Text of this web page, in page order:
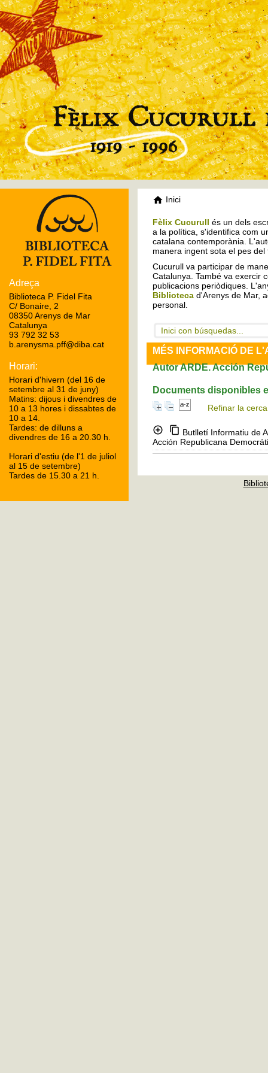
Inici
Fèlix Cucurull és un dels
a la política, s'identifica com
catalana contemporània.
manera ingent sota el pes del
Cucurull va participar de
Catalunya. També va exercir
publicacions periòdiques.
Biblioteca d'Arenys de Mar,
personal.
Inici con búsquedas...
MÉS INFORMACIÓ DE
Autor ARDE. Acción
Documents disponibles
Refinar la cerca
Butlletí Informatiu de
Acción Republicana
Adreça
Biblioteca P. Fidel Fita
C/ Bonaire, 2
08350 Arenys de Mar
Catalunya
93 792 32 53
b.arenysma.pff@diba.cat
Horari:
Horari d'hivern (del 16 de
setembre al 31 de juny)
Matins: dijous i divendres de
10 a 13 hores i dissabtes de
10 a 14.
Tardes: de dilluns a
divendres de 16 a 20.30 h.
Horari d'estiu (de l'1 de juliol
al 15 de setembre)
Tardes de 15.30 a 21 h.